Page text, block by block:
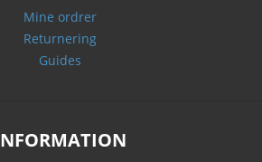
Mine ordrer
Returnering
Guides